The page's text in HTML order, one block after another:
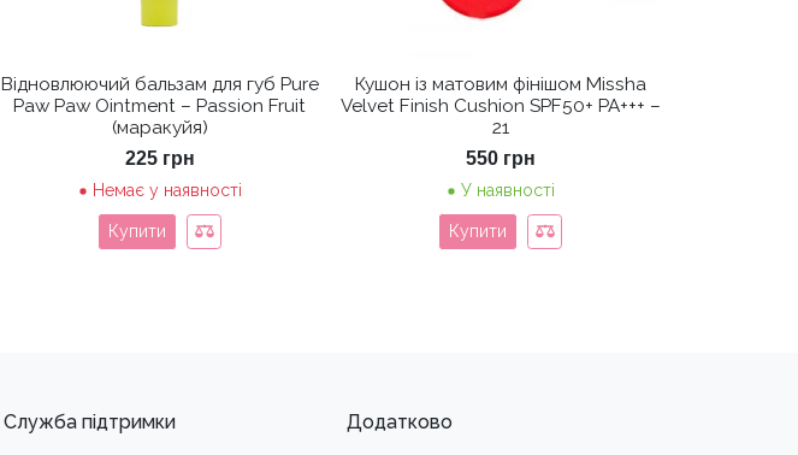
Відновлюючий бальзам для губ Pure
Paw Paw Ointment – Passion Fruit
(маракуйя)
225 грн
Немає у наявності
Купити
Кушон із матовим фінішом Missha
Velvet Finish Cushion SPF50+ PA+++ –
21
550 грн
У наявності
Купити
Служба підтримки Додатково